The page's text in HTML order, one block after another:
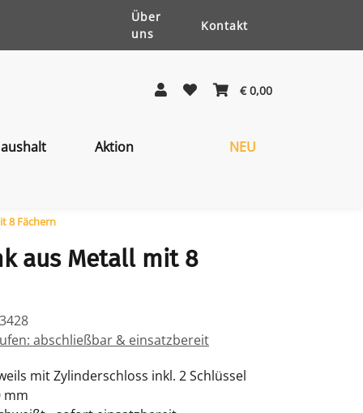
Über
uns
Kontakt
€ 0,00
Aktion NEU
8 Fächern
aus Metall mit 8
abschließbar & einsatzbereit
mit Zylinderschloss inkl. 2 Schlüssel
mm